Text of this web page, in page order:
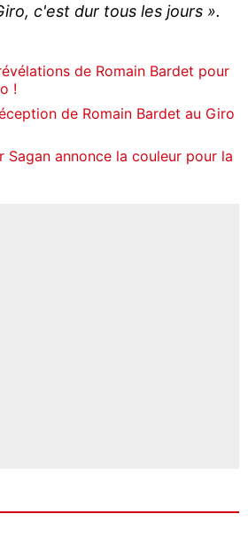
c'est dur tous les jours ».
de Romain Bardet pour
!
de Romain Bardet au Giro
Sagan annonce la couleur pour la